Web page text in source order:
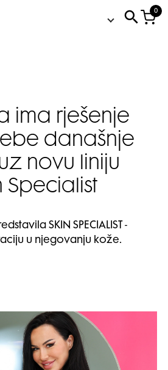
0
ima rješenje
današnje
novu liniju
Specialist
SKIN SPECIALIST -
u njegovanju kože.